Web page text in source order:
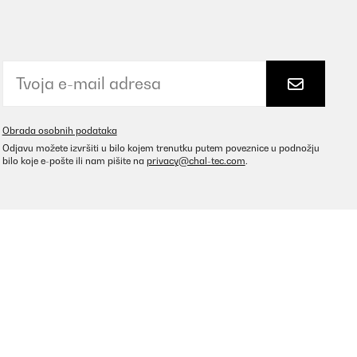
Obrada osobnih podataka
Odjavu možete izvršiti u bilo kojem trenutku putem poveznice u podnožju
bilo koje e-pošte ili nam pišite na privacy@chal-tec.com.